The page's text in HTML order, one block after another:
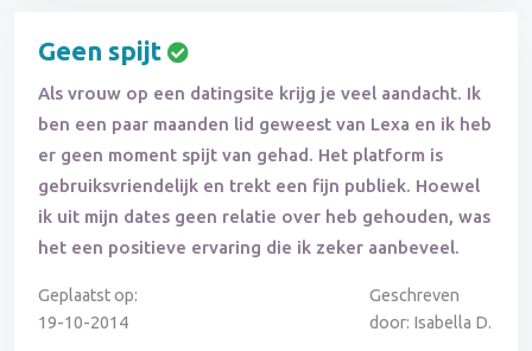
Geen spijt
Als vrouw op een datingsite krijg je veel aandacht. Ik
ben een paar maanden lid geweest van Lexa en ik heb
er geen moment spijt van gehad. Het platform is
gebruiksvriendelijk en trekt een fijn publiek. Hoewel
ik uit mijn dates geen relatie over heb gehouden, was
het een positieve ervaring die ik zeker aanbeveel.
Geplaatst op:
19-10-2014
Geschreven
door: Isabella D.